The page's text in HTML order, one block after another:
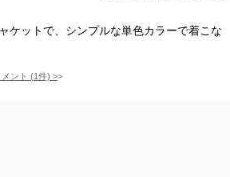
ケットで、シンプルな単色カラーで着こな
ント (1件) >